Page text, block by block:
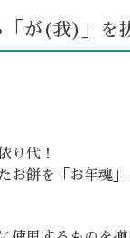
「が(我)」を
り代！
お餅を「お年魂